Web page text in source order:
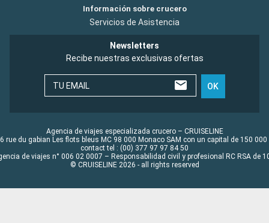
Información sobre crucero
Servicios de Asistencia
Newsletters
Recibe nuestras exclusivas ofertas
TU EMAIL OK
Agencia de viajes especializada crucero – CRUISELINE
rue du gabian Les flots bleus MC 98 000 Monaco SAM con un capital de 150 000
contact tel : (00) 377 97 97 84 50
de viajes n° 006 02 0007 – Responsabilidad civil y profesional RC RSA de
© CRUISELINE 2026 - all rights reserved